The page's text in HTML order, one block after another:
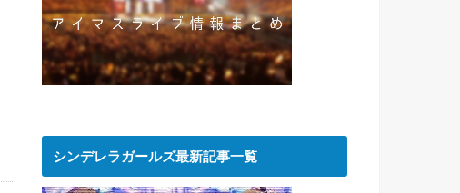
シンデレラガールズ最新記事一覧